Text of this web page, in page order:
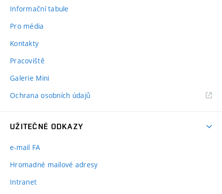
Informační tabule
Pro média
Kontakty
Pracoviště
Galerie Mini
Ochrana osobních údajů
UŽITEČNÉ ODKAZY
e-mail FA
Hromadné mailové adresy
Intranet